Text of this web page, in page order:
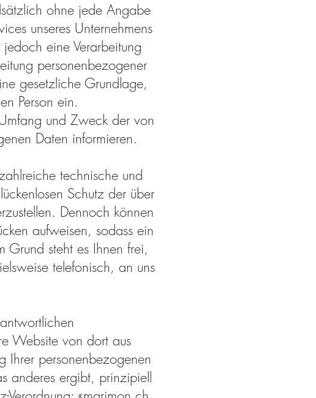
ohne jede Angabe
unseres Unternehmens
eine Verarbeitung
personenbezogener
gesetzliche Grundlage,
Person ein.
und Zweck der von
Daten informieren.
technische und
Schutz der über
Dennoch können
aufweisen, sodass ein
Grund steht es Ihnen frei,
telefonisch, an uns
Website von dort aus
Ihrer personenbezogenen
anderes ergibt, prinzipiell